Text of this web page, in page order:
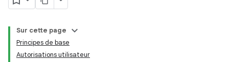
Sur cette page
Principes de base
Autorisations utilisateur